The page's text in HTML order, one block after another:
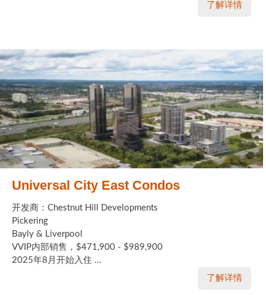
了解详情
Universal City East Condos
开发商：Chestnut Hill Developments
Pickering
Bayly & Liverpool
VVIP内部销售，$471,900 - $989,900
2025年8月开始入住 ...
了解详情